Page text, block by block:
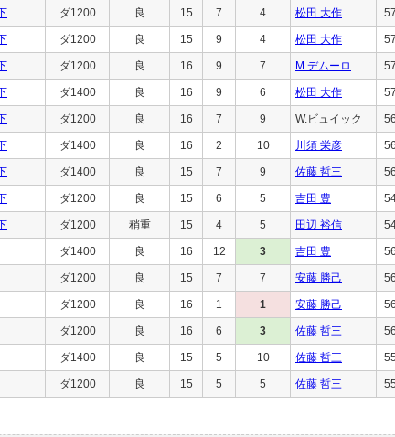
ダ1200 良 15 7 4 松田 大作
ダ1200 良 15 9 4 松田 大作
ダ1200 良 16 9 7 M.デムーロ
ダ1400 良 16 9 6 松田 大作
ダ1200 良 16 7 9 W.ビュイック
ダ1400 良 16 2 10 川須 栄彦
ダ1400 良 15 7 9 佐藤 哲三
ダ1200 良 15 6 5 吉田 豊
ダ1200 稍重 15 4 5 田辺 裕信
ダ1400 良 16 12 3 吉田 豊
ダ1200 良 15 7 7 安藤 勝己
ダ1200 良 16 1 1 安藤 勝己
ダ1200 良 16 6 3 佐藤 哲三
ダ1400 良 15 5 10 佐藤 哲三
ダ1200 良 15 5 5 佐藤 哲三